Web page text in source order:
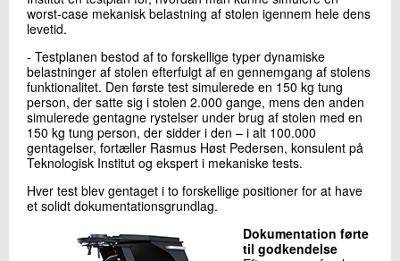
worst-case mekanisk belastning af stolen igennem hele dens
levetid.
- Testplanen bestod af to forskellige typer dynamiske
belastninger af stolen efterfulgt af en gennemgang af stolens
funktionalitet. Den første test simulerede en 150 kg tung
person, der satte sig i stolen 2.000 gange, mens den anden
simulerede gentagne rystelser under brug af stolen med en
150 kg tung person, der sidder i den – i alt 100.000
gentagelser, fortæller Rasmus Høst Pedersen, konsulent på
Teknologisk Institut og ekspert i mekaniske tests.
Hver test blev gentaget i to forskellige positioner for at have
et solidt dokumentationsgrundlag.
Dokumentation førte
til godkendelse